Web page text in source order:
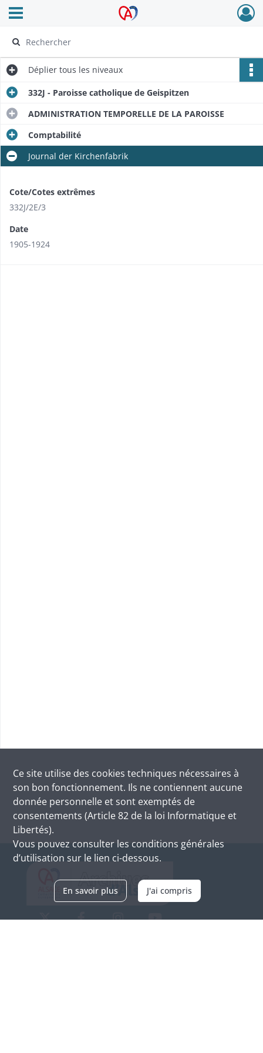
Archives Alsace - Colmar
Ouvrir le menu déroulant
Déplier tous les niveaux
332J - Paroisse catholique de Geispitzen
ADMINISTRATION TEMPORELLE DE LA PAROISSE
Comptabilité
Journal der Kirchenfabrik
Cote/Cotes extrêmes
332J/2E/3
Date
1905-1924
Ce site utilise des cookies techniques nécessaires à
son bon fonctionnement. Ils ne contiennent aucune
donnée personnelle et sont exemptés de
consentements (Article 82 de la loi Informatique et
Libertés).
Vous pouvez consulter les conditions générales
d’utilisation sur le lien ci-dessous.
En savoir plus J'ai compris